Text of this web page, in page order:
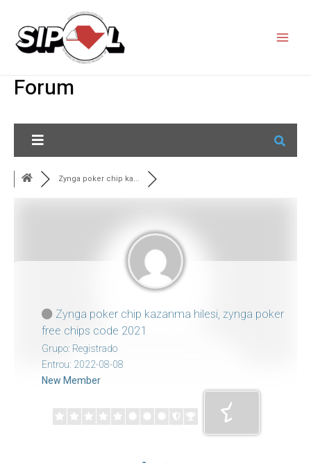
Forum
Zynga poker chip ka...
Zynga poker chip kazanma hilesi, zynga poker
free chips code 2021
Grupo: Registrado
Entrou: 2022-08-08
New Member